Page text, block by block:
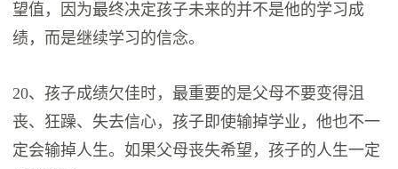
望值，因为最终决定孩子未来的并不是他的学习成
绩，而是继续学习的信念。
20、孩子成绩欠佳时，最重要的是父母不要变得沮
丧、狂躁、失去信心，孩子即使输掉学业，他也不一
定会输掉人生。如果父母丧失希望，孩子的人生一定